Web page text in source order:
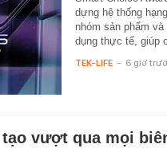
dựng hệ thống
nhóm sản phẩm
dụng thực tế, giúp
TEK-LIFE - 6 giờ
vượt qua mọi